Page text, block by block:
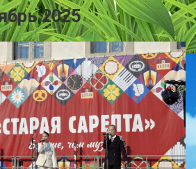
2025